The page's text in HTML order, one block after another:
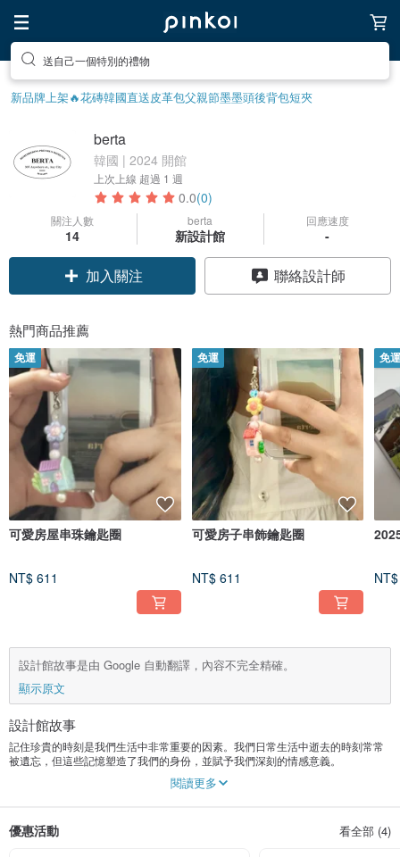
送自己一個特別的禮物
新品牌上架🔥花磚韓國直送皮革包父親節墨墨頭後背包短夾
berta
韓國 | 2024 開館
上次上線 超過 1 週
0.0(0)
關注人數
14
berta
新設計館
回應速度
-
加入關注 聯絡設計師
熱門商品推薦
免運
可愛房屋串珠鑰匙圈
NT$ 611
免運
可愛房子串飾鑰匙圈
NT$ 611
免
設計館故事是由 Google 自動翻譯，內容不完全精確。
顯示原文
設計館故事
記住珍貴的時刻是我們生活中非常重要的因素。我們日常生活中逝去的時刻常常
被遺忘，但這些記憶塑造了我們的身份，並賦予我們深刻的情感意義。
保留著日常的小小幸福和特別的回憶，我最珍惜和親人相處的寶貴時光。我想和
你分享珍貴的回憶，創造新的故事。閱讀更多
優惠活動 看全部 (4)